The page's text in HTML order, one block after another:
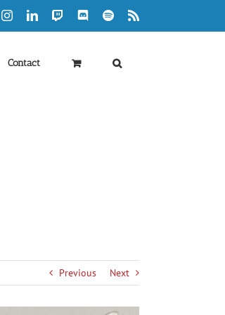
InstagramLinkedInTwitch DiscordSpotify
Contact
Previous Next